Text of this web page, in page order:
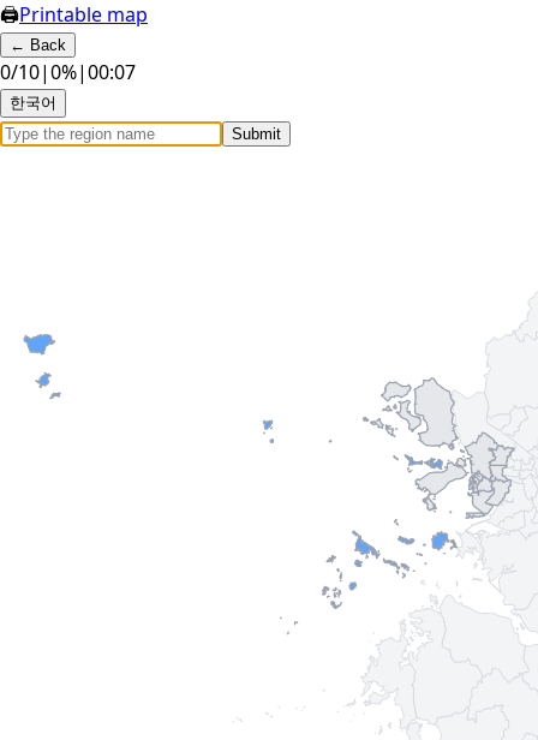
🖨Printable map
← Back
0/10|0%|00:08
한국어
Submit